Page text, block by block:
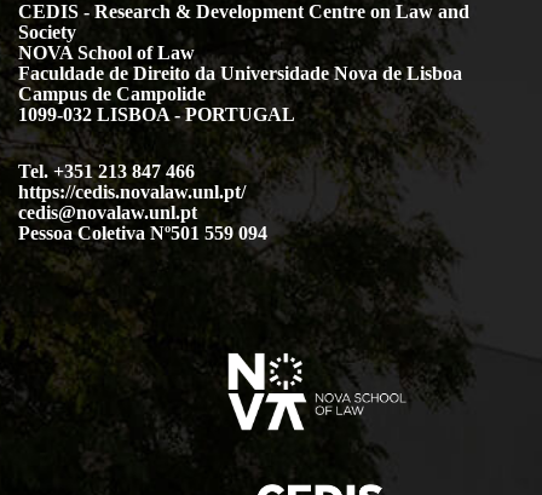
CEDIS - Research & Development Centre on Law and
Society
NOVA School of Law
Faculdade de Direito da Universidade Nova de Lisboa
Campus de Campolide
1099-032 LISBOA - PORTUGAL
Tel. +351 213 847 466
https://cedis.novalaw.unl.pt/
cedis@novalaw.unl.pt
Pessoa Coletiva Nº501 559 094